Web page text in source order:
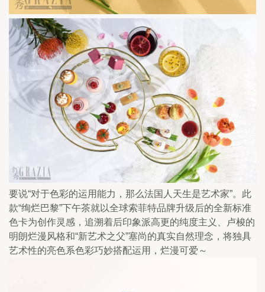
要说“对于色彩的运用能力，那么法国人天生是艺术家”。此
款“绚烂巴黎”下午茶就以全球索菲特品牌升级后的全新标准
色卡为创作灵感，追溯着后印象派高更的纯度主义、卢梭的
明朗烂漫风格和“新艺术之父”塞尚的真实自然理念，将独具
艺术性的亮色系色彩巧妙搭配运用，烂漫可爱～